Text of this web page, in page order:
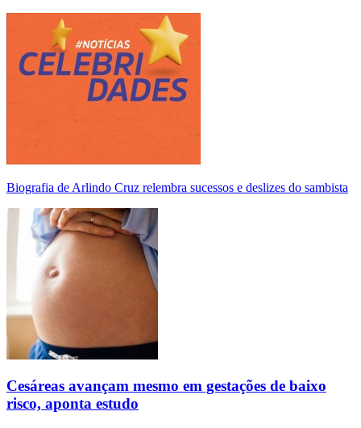
Biografia de Arlindo Cruz relembra sucessos e deslizes do sambista
Cesáreas avançam mesmo em gestações de baixo
risco, aponta estudo